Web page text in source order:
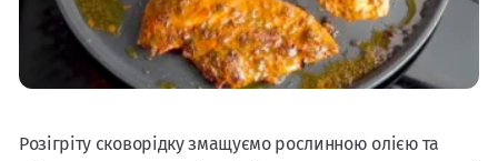
Розігріту сковорідку змащуємо рослинною олією та